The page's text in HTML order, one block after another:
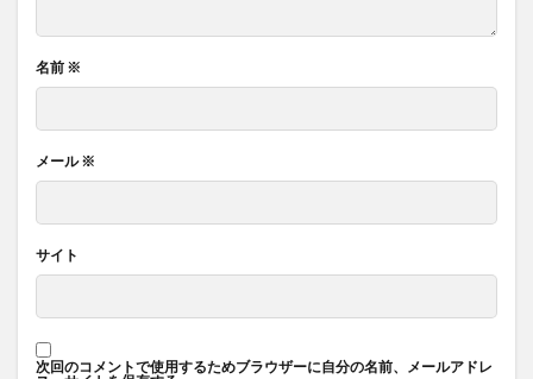
名前 ※
メール※
サイト
次回のコメントで使用するためブラウザーに自分の名前、メールアドレ